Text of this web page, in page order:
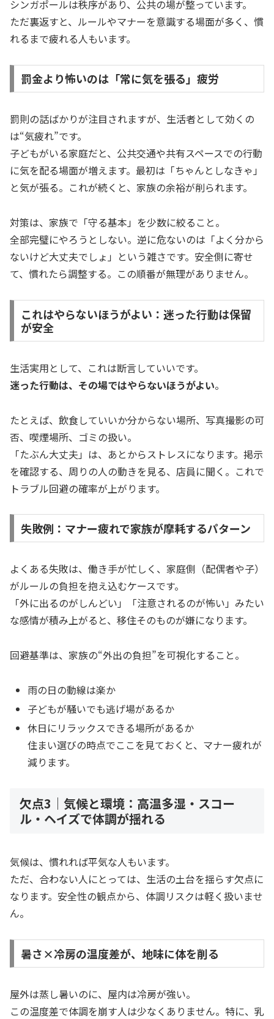
シンガポールは秩序があり、公共の場が整っています。
ただ裏返すと、ルールやマナーを意識する場面が多く、慣
れるまで疲れる人もいます。
罰金より怖いのは「常に気を張る」疲労
罰則の話ばかりが注目されますが、生活者として効くの
は“気疲れ”です。
子どもがいる家庭だと、公共交通や共有スペースでの行動
に気を配る場面が増えます。最初は「ちゃんとしなきゃ」
と気が張る。これが続くと、家族の余裕が削られます。
対策は、家族で「守る基本」を少数に絞ること。
全部完璧にやろうとしない。逆に危ないのは「よく分から
ないけど大丈夫でしょ」という雑さです。安全側に寄せ
て、慣れたら調整する。この順番が無理がありません。
これはやらないほうがよい：迷った行動は保留
が安全
生活実用として、これは断言していいです。
迷った行動は、その場ではやらないほうがよい。
たとえば、飲食していいか分からない場所、写真撮影の可
否、喫煙場所、ゴミの扱い。
「たぶん大丈夫」は、あとからストレスになります。掲示
を確認する、周りの人の動きを見る、店員に聞く。これで
トラブル回避の確率が上がります。
失敗例：マナー疲れで家族が摩耗するパターン
よくある失敗は、働き手が忙しく、家庭側（配偶者や子）
がルールの負担を抱え込むケースです。
「外に出るのがしんどい」「注意されるのが怖い」みたい
な感情が積み上がると、移住そのものが嫌になります。
回避基準は、家族の“外出の負担”を可視化すること。
雨の日の動線は楽か
子どもが騒いでも逃げ場があるか
休日にリラックスできる場所があるか
住まい選びの時点でここを見ておくと、マナー疲れが
減ります。
欠点3｜気候と環境：高温多湿・スコー
ル・ヘイズで体調が揺れる
気候は、慣れれば平気な人もいます。
ただ、合わない人にとっては、生活の土台を揺らす欠点に
なります。安全性の観点から、体調リスクは軽く扱いませ
ん。
暑さ×冷房の温度差が、地味に体を削る
屋外は蒸し暑いのに、屋内は冷房が強い。
この温度差で体調を崩す人は少なくありません。特に、乳